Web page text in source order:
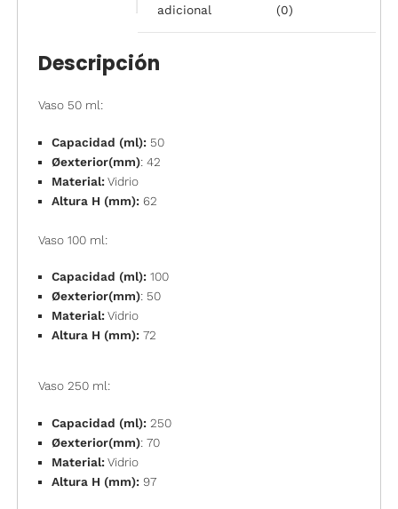
adicional
(0)
Descripción
Vaso 50 ml:
Capacidad (ml):50
Øexterior(mm): 42
Material:Vidrio
Altura H (mm):62
Vaso 100 ml:
Capacidad (ml):100
Øexterior(mm): 50
Material:Vidrio
Altura H (mm):72
Vaso 250 ml:
Capacidad (ml):250
Øexterior(mm): 70
Material:Vidrio
Altura H (mm):97